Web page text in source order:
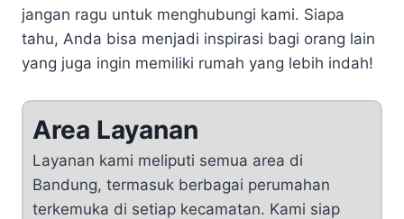
jangan ragu untuk menghubungi kami. Siapa
tahu, Anda bisa menjadi inspirasi bagi orang lain
yang juga ingin memiliki rumah yang lebih indah!
Area Layanan
Layanan kami meliputi semua area di
Bandung, termasuk berbagai perumahan
terkemuka di setiap kecamatan. Kami siap